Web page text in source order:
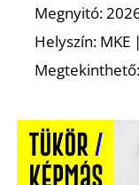
Megnyitó:
Helyszín: